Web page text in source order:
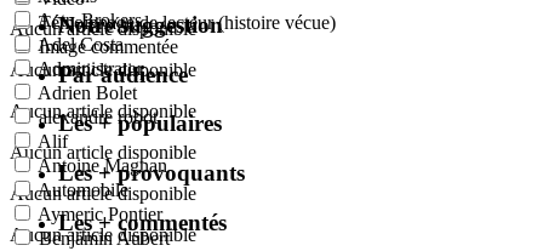
Témoignage de lecteur (histoire vécue)
Image commentée
Actu-Brokers
Adel Costa
Administrator
Adrien Bolet
alexandre robot
Alif
Antoine Magnan
Automobile
Aymeric Pontier
Benjamin Aubert
Notre suggestion
Par audience
Les + populaires
Les + provoquants
Les + commentés
Aucun article disponible
Aucun article disponible
Aucun article disponible
Aucun article disponible
Aucun article disponible
Aucun article disponible